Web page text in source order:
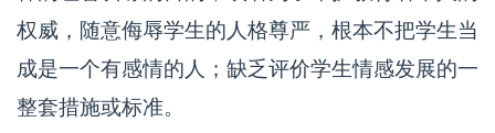
权威，随意侮辱学生的人格尊严，根本不把学生当
成是一个有感情的人；缺乏评价学生情感发展的一
整套措施或标准。